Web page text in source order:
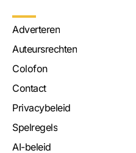
Adverteren
Auteursrechten
Colofon
Contact
Privacybeleid
Spelregels
AI-beleid